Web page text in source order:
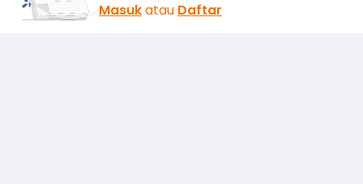
Masukatau Daftar